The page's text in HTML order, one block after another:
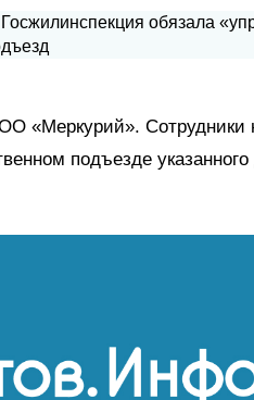
«Меркурий». Сотрудники
подъезде